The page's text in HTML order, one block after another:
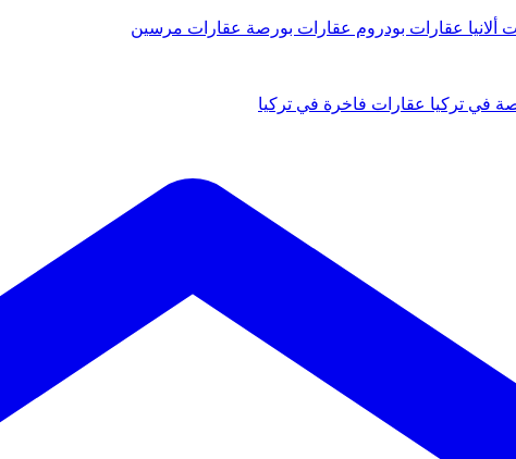
ألانيا عقارات بودروم عقارات بورصة عقارات مرسين
في تركيا عقارات فاخرة في تركيا